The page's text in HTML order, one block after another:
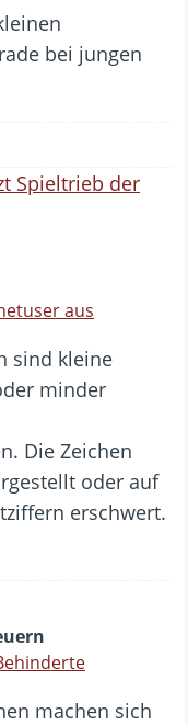
bei jungen
aus
sind kleine
minder
Die Zeichen
oder auf
erschwert.
machen sich